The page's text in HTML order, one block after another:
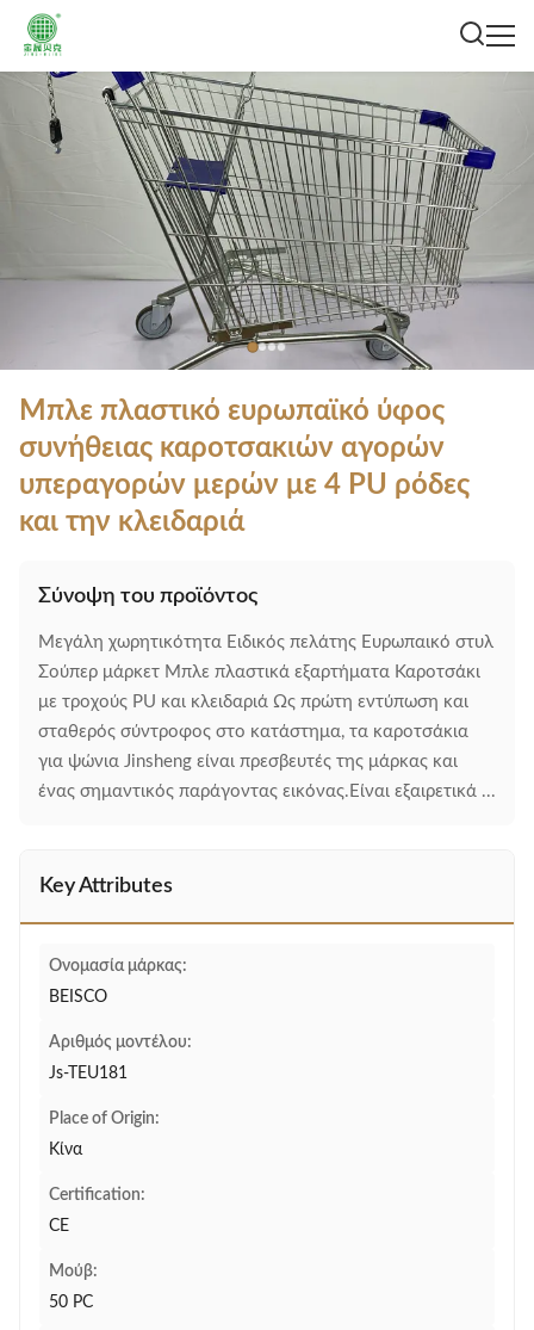
Μπλε πλαστικό ευρωπαϊκό ύφος
συνήθειας καροτσακιών αγορών
υπεραγορών μερών με 4 PU ρόδες
και την κλειδαριά
Σύνοψη του προϊόντος
Μεγάλη χωρητικότητα Ειδικός πελάτης Ευρωπαικό στυλ
Σούπερ μάρκετ Μπλε πλαστικά εξαρτήματα Καροτσάκι
με τροχούς PU και κλειδαριά Ως πρώτη εντύπωση και
σταθερός σύντροφος στο κατάστημα, τα καροτσάκια
για ψώνια Jinsheng είναι πρεσβευτές της μάρκας και
ένας σημαντικός παράγοντας εικόνας.Είναι εξαιρετικά ...
Key Attributes
Ονομασία μάρκας:
BEISCO
Αριθμός μοντέλου:
Js-TEU181
Place of Origin:
Κίνα
Certification:
CE
Μούβ:
50 PC